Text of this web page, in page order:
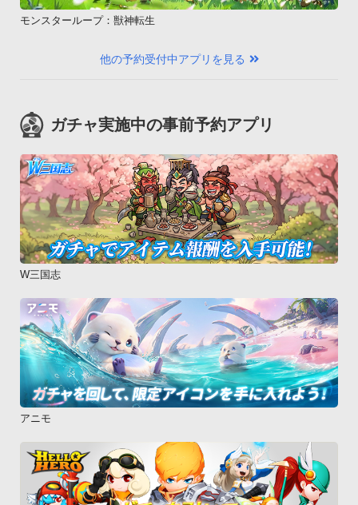
モンスターループ：獣神転生
他の予約受付中アプリを見る
ガチャ実施中の事前予約アプリ
W三国志
アニモ